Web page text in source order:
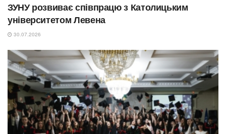
ЗУНУ розвиває співпрацю з Католицьким
університетом Левена
30.07.2026